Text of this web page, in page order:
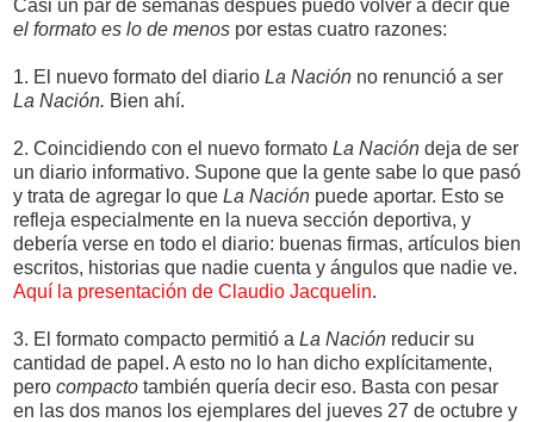
Casi un par de semanas después puedo volver a decir que
el formato es lo de menos por estas cuatro razones:
1. El nuevo formato del diario La Nación no renunció a ser
La Nación. Bien ahí.
2. Coincidiendo con el nuevo formato La Nación deja de ser
un diario informativo. Supone que la gente sabe lo que pasó
y trata de agregar lo que La Nación puede aportar. Esto se
refleja especialmente en la nueva sección deportiva, y
debería verse en todo el diario: buenas firmas, artículos bien
escritos, historias que nadie cuenta y ángulos que nadie ve.
Aquí la presentación de Claudio Jacquelin.
3. El formato compacto permitió a La Nación reducir su
cantidad de papel. A esto no lo han dicho explícitamente,
pero compacto también quería decir eso. Basta con pesar
en las dos manos los ejemplares del jueves 27 de octubre y